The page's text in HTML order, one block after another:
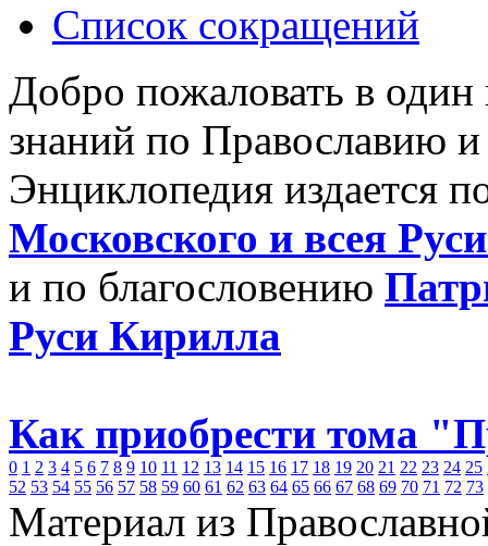
Список сокращений
Добро пожаловать в
знаний по Православию
Энциклопедия издается
Московского и всея
и по благословению
Руси Кирилла
Как приобрести тома
0 1 2 3 4 5 6 7 8 9 10 11 12 13 14 15 16 17 18 19 20 21 22 23 24 25
52 53 54 55 56 57 58 59 60 61 62 63 64 65 66 67 68 69 70 71 72 73
Материал из